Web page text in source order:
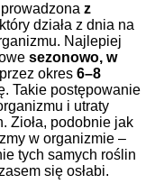
z
działa z dnia na
Najlepiej
sezonowo, w
okres 6–8
Takie postępowanie
i utraty
Zioła, podobnie jak
w organizmie –
tych samych roślin
się osłabi.